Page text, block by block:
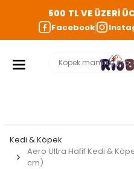
500 TL VE ÜZERİ
Facebook
Kedi & Köpek
Aero Ultra Hafif Kedi &
cm)